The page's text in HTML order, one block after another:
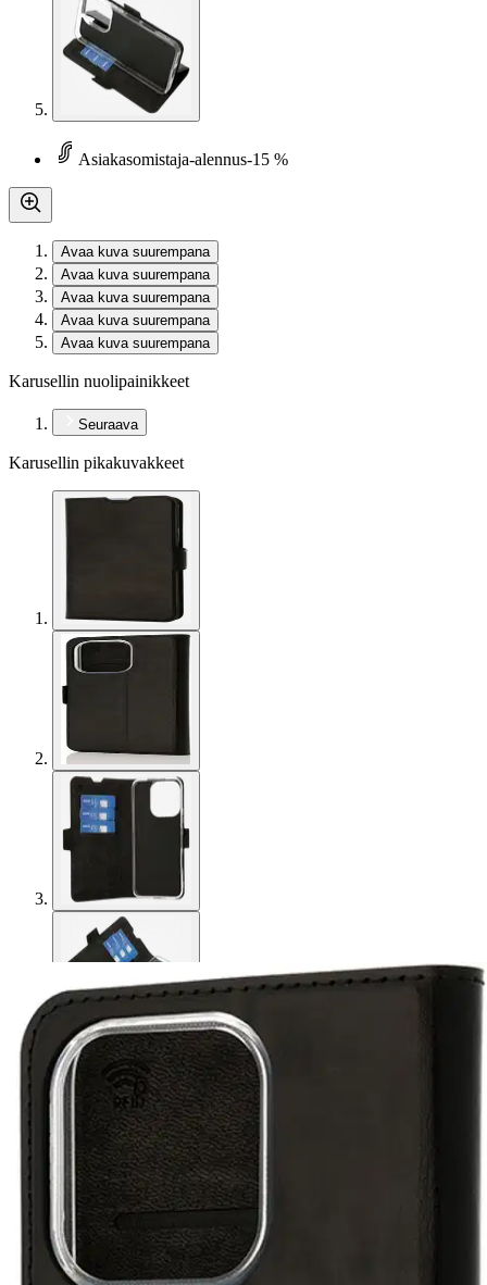
Asiakasomistaja-alennus-15 %
Avaa kuva suurempana
Avaa kuva suurempana
Avaa kuva suurempana
Avaa kuva suurempana
Avaa kuva suurempana
Karusellin nuolipainikkeet
Seuraava
Karusellin pikakuvakkeet
Wave Book Case, Honor 400